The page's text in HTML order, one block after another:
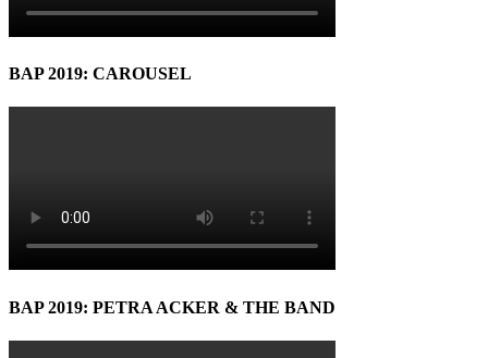
BAP 2019: CAROUSEL
BAP 2019: PETRA ACKER & THE BAND